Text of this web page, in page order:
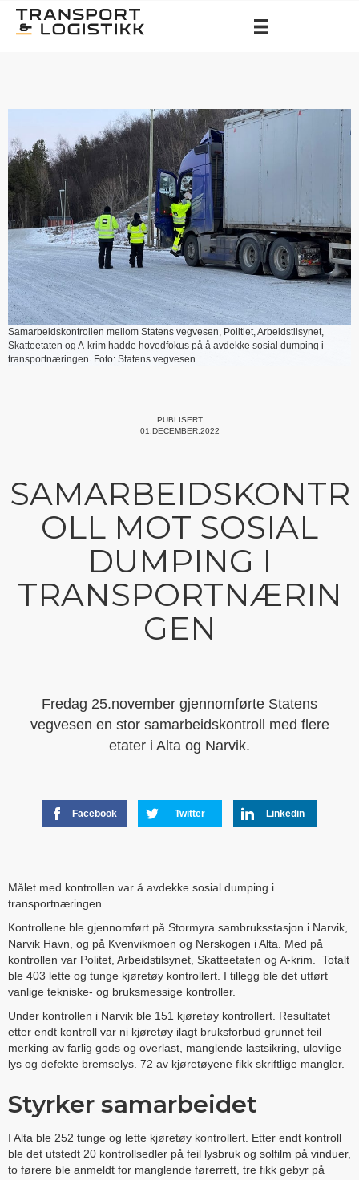
Samarbeidskontrollen mellom Statens vegvesen, Politiet, Arbeidstilsynet,
Skatteetaten og A-krim hadde hovedfokus på å avdekke sosial dumping i
transportnæringen. Foto: Statens vegvesen
PUBLISERT
01.DECEMBER.2022
SAMARBEIDSKONTR
OLL MOT SOSIAL
DUMPING I
TRANSPORTNÆRIN
GEN
Fredag 25.november gjennomførte Statens
vegvesen en stor samarbeidskontroll med flere
etater i Alta og Narvik.
Facebook Twitter Linkedin
Målet med kontrollen var å avdekke sosial dumping i
transportnæringen.
Kontrollene ble gjennomført på Stormyra sambruksstasjon i Narvik,
Narvik Havn, og på Kvenvikmoen og Nerskogen i Alta. Med på
kontrollen var Politet, Arbeidstilsynet, Skatteetaten og A-krim. Totalt
ble 403 lette og tunge kjøretøy kontrollert. I tillegg ble det utført
vanlige tekniske- og bruksmessige kontroller.
Under kontrollen i Narvik ble 151 kjøretøy kontrollert. Resultatet
etter endt kontroll var ni kjøretøy ilagt bruksforbud grunnet feil
merking av farlig gods og overlast, manglende lastsikring, ulovlige
lys og defekte bremselys. 72 av kjøretøyene fikk skriftlige mangler.
Styrker samarbeidet
I Alta ble 252 tunge og lette kjøretøy kontrollert. Etter endt kontroll
ble det utstedt 20 kontrollsedler på feil lysbruk og solfilm på vinduer,
to førere ble anmeldt for manglende førerrett, tre fikk gebyr på